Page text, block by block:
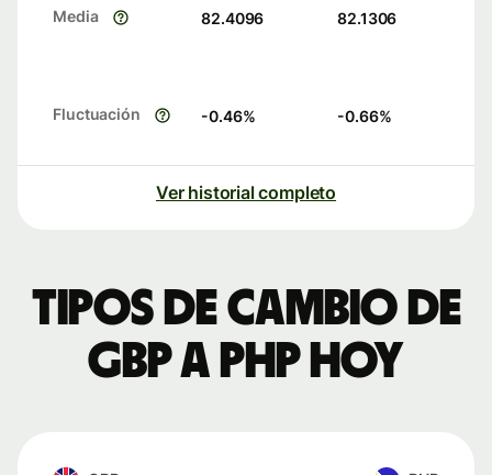
Media 82.4096 82.1306
Fluctuación -0.46% -0.66%
Ver historial completo
Tipos de cambio de
GBP a PHP hoy